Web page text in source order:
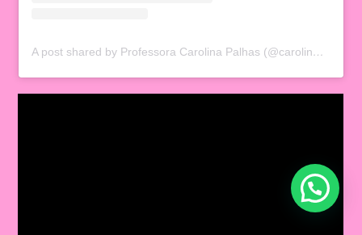
A post shared by Professora Carolina Palhas (@carolinapalhas)